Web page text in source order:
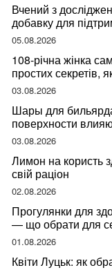
Вчений з
добавку для
05.08.2026
108-річна жінка
простих секретів,
03.08.2026
Шары для
поверхности
03.08.2026
Лимон на користь
свій раціон
02.08.2026
Прогулянки для
— що обрати для
01.08.2026
Квіти Луцьк: як